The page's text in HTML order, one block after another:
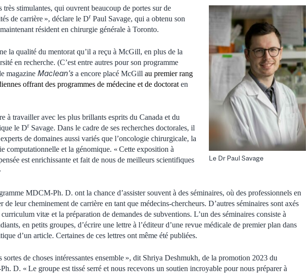
Le Dr Paul Savage
très stimulantes, qui ouvrent beaucoup de portes sur de
de carrière », déclare le Dr Paul Savage, qui a obtenu son
résident en chirurgie générale à Toronto.
la qualité du mentorat qu’il a reçu à McGill, en plus de la
en recherche. (C’est entre autres pour son programme
magazine Maclean’s a encore placé McGill au premier rang
offrant des programmes de médecine et de doctorat en
à travailler avec les plus brillants esprits du Canada et du
le Dr Savage. Dans le cadre de ses recherches doctorales, il
de domaines aussi variés que l’oncologie chirurgicale, la
computationnelle et la génomique. « Cette exposition à
est enrichissante et fait de nous de meilleurs scientifiques
MDCM-Ph. D. ont la chance d’assister souvent à des séminaires, où des professionnels en
de leur cheminement de carrière en tant que médecins-chercheurs. D’autres séminaires sont axés
vitæ et la préparation de demandes de subventions. L’un des séminaires consiste à
en petits groupes, d’écrire une lettre à l’éditeur d’une revue médicale de premier plan dans
d’un article. Certaines de ces lettres ont même été publiées.
sortes de choses intéressantes ensemble », dit Shriya Deshmukh, de la promotion 2023 du
D. « Le groupe est tissé serré et nous recevons un soutien incroyable pour nous préparer à